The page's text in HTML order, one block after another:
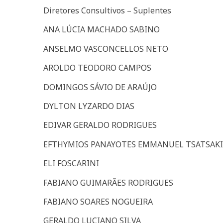
Diretores Consultivos – Suplentes
ANA LÚCIA MACHADO SABINO
ANSELMO VASCONCELLOS NETO
AROLDO TEODORO CAMPOS
DOMINGOS SÁVIO DE ARAÚJO
DYLTON LYZARDO DIAS
EDIVAR GERALDO RODRIGUES
EFTHYMIOS PANAYOTES EMMANUEL
ELI FOSCARINI
FABIANO GUIMARÃES RODRIGUES
FABIANO SOARES NOGUEIRA
GERALDO LUCIANO SILVA